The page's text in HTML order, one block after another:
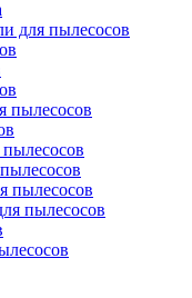
для пылесосов
пылесосов
пылесосов
пылесосов